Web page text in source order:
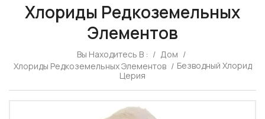
Хлориды Редкоземельных
Элементов
Вы Находитесь В : / Дом /
Хлориды Редкоземельных Элементов / Безводный Хлорид
Церия